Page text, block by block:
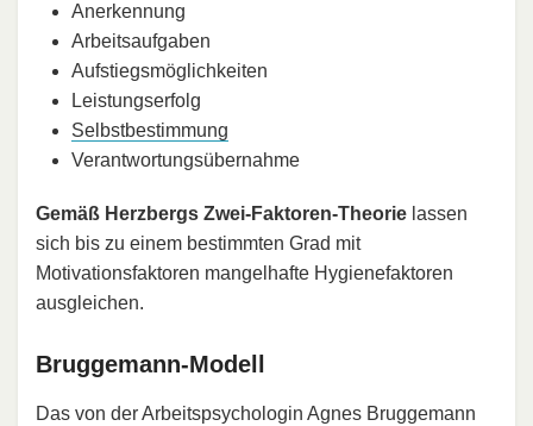
Anerkennung
Arbeitsaufgaben
Aufstiegsmöglichkeiten
Leistungserfolg
Selbstbestimmung
Verantwortungsübernahme
Gemäß Herzbergs Zwei-Faktoren-Theorie lassen
sich bis zu einem bestimmten Grad mit
Motivationsfaktoren mangelhafte Hygienefaktoren
ausgleichen.
Bruggemann-Modell
Das von der Arbeitspsychologin Agnes Bruggemann